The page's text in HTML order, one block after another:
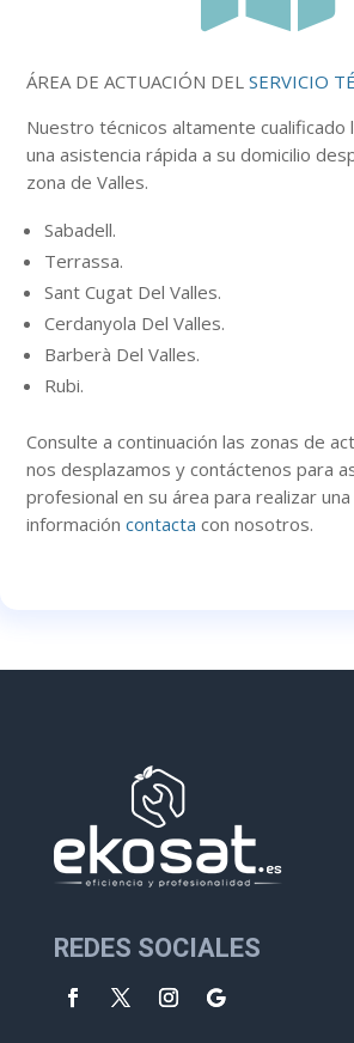
ÁREA DE ACTUACIÓN DELSERVICIO
Nuestrotécnicos altamente cualificado
una asistencia rápida a su domicilio
zona de Valles.
Sabadell.
Terrassa.
Sant Cugat Del Valles.
Cerdanyola Del Valles.
Barberà Del Valles.
Rubi.
Consulte a continuaciónlas zonas de
nos desplazamos y contáctenos para
profesional en su área para realizar
informacióncontacta con nosotros.
REDES SOCIALES